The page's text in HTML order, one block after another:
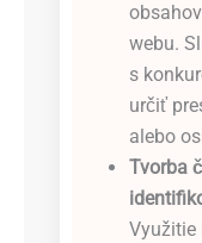
webu.
s
určiť
alebo
Tvorba
Využitie